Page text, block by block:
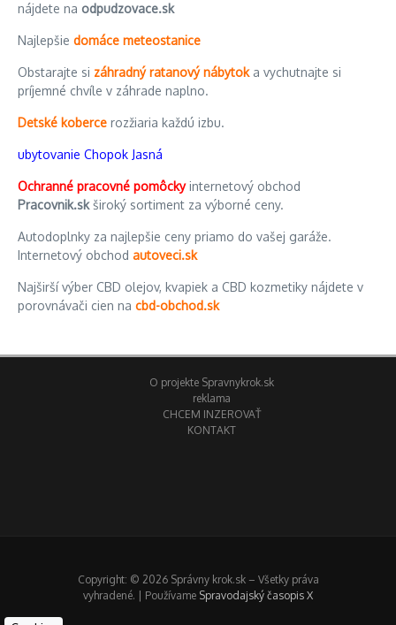
nájdete na odpudzovace.sk
Najlepšie domáce meteostanice
Obstarajte si záhradný ratanový nábytoka vychutnajte si
príjemné chvíle v záhrade naplno.
Detské koberce rozžiaria každú izbu.
ubytovanie Chopok Jasná
Ochranné pracovné pomôckyinternetový obchod
Pracovnik.skširoký sortiment za výborné ceny.
Autodoplnky za najlepšie ceny priamo do vašej garáže.
Internetový obchod autoveci.sk
Najširší výber CBD olejov, kvapiek a CBD kozmetiky nájdete v
porovnávači cien na cbd-obchod.sk
O projekte Spravnykrok.sk
reklama
CHCEM INZEROVAŤ
KONTAKT
Copyright: © 2026 Správny krok.sk – Všetky práva
vyhradené. | Používame Spravodajský časopis X